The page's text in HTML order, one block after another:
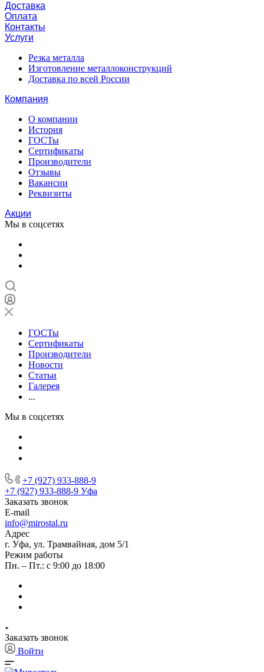
Доставка
Оплата
Контакты
Услуги
Резка металла
Изготовление металлоконструкций
Доставка по всей России
Компания
О компании
История
ГОСТы
Сертификаты
Производители
Отзывы
Вакансии
Реквизиты
Акции
Мы в соцсетях
ГОСТы
Сертификаты
Производители
Новости
Статьи
Галерея
...
Мы в соцсетях
+7 (927) 933-888-9
+7 (927) 933-888-9 Уфа
Заказать звонок
E-mail
info@mirostal.ru
Адрес
г. Уфа, ул. Трамвайная, дом 5/1
Режим работы
Пн. – Пт.: с 9:00 до 18:00
Заказать звонок
Войти